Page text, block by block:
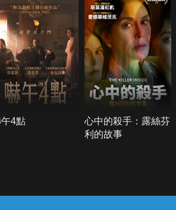
4點
心中的殺手：露絲芬
利的故事